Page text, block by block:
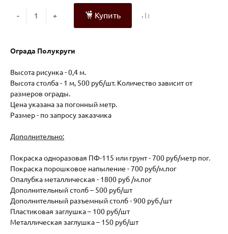
- + Купить
Ограда Полукруги
Высота рисунка - 0,4 м.
Высота столба - 1 м, 500 руб/шт. Количество зависит от
размеров ограды.
Цена указана за погонный метр.
Размер - по запросу заказчика
Дополнительно:
Покраска одноразовая ПФ-115 или грунт - 700 руб/метр пог.
Покраска порошковое напыление - 700 руб/м.пог
Опалубка металлическая - 1800 руб /м.пог
Дополнительный столб – 500 руб/шт
Дополнительный разъемный столб - 900 руб./шт
Пластиковая заглушка – 100 руб/шт
Металлическая заглушка – 150 руб/шт